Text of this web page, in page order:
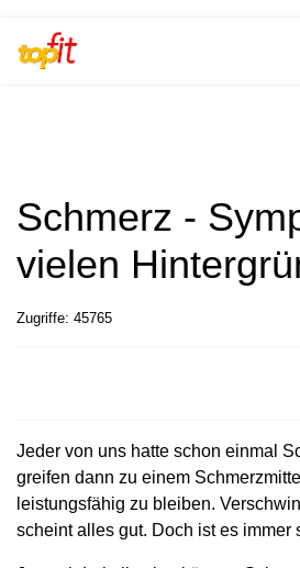
Schmerz -
vielen
Zugriffe: 45765
Jeder von uns hatte schon einmal
greifen dann zu einem
leistungsfähig zu bleiben.
scheint alles gut. Doch ist es immer